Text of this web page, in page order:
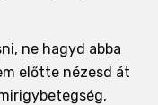
ne hagyd abba
előtte nézesd át